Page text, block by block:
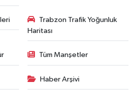
Trabzon Trafik Yoğunluk
Haritası
Tüm Manşetler
Haber Arşivi